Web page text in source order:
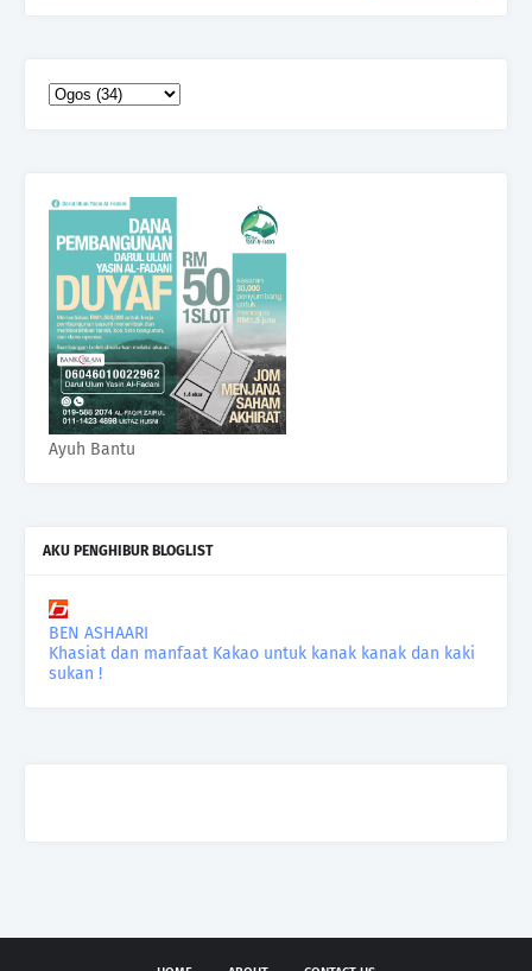
Ayuh Bantu
AKU PENGHIBUR BLOGLIST
BEN ASHAARI
Khasiat dan manfaat Kakao untuk kanak kanak dan kaki
sukan !